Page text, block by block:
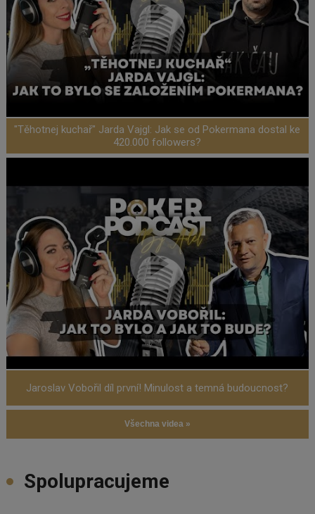
"Těhotnej kuchař" Jarda Vajgl: Jak se od Pokermana dostal ke
420.000 followers?
Jaroslav Vobořil díl první! Minulost a temná budoucnost?
Všechna videa »
Spolupracujeme